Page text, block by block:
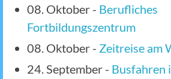
08. Oktober - Berufliches
Fortbildungszentrum
08. Oktober - Zeitreise am
24. September - Busfahren